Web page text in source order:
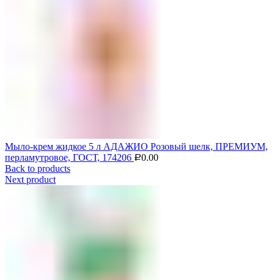
Мыло-крем жидкое 5 л АДАЖИО Розовый шелк, ПРЕМИУМ,
перламутровое, ГОСТ, 174206 Р0.00
Back to products
Next product